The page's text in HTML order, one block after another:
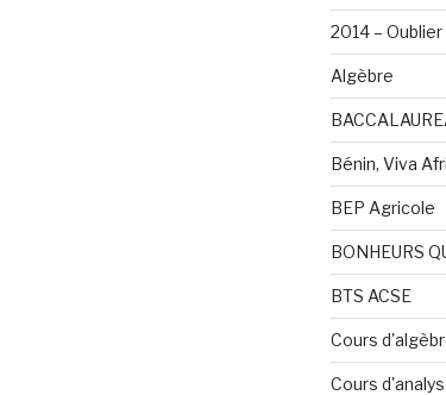
2014 –
Algèbre
Bénin, Viva
BEP Agricole
BONHEURS
BTS ACSE
Cours
Cours